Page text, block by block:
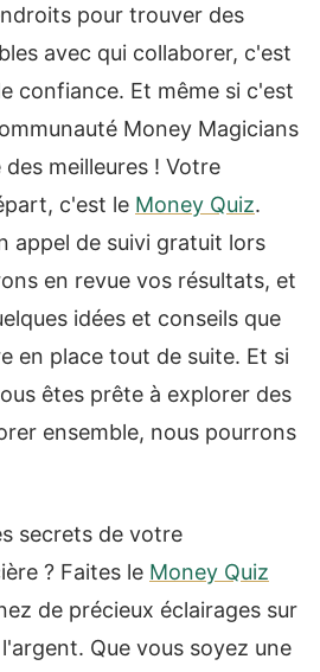
pour trouver des
avec qui collaborer, c'est
confiance. Et même si c'est
Money Magicians
meilleures ! Votre
c'est le Money Quiz.
appel de suivi gratuit lors
en revue vos résultats, et
idées et conseils que
en place tout de suite. Et si
êtes prête à explorer des
ensemble, nous pourrons
secrets de votre
? Faites le Money Quiz
de précieux éclairages sur
Que vous soyez une